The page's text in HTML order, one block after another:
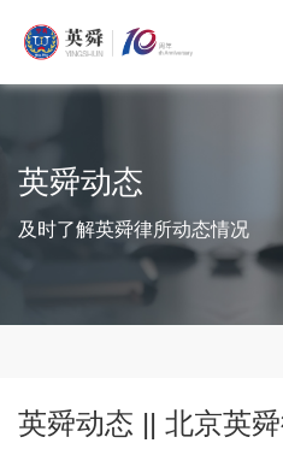
英舜动态
及时了解英舜律所动态情况
英舜动态 || 北京英